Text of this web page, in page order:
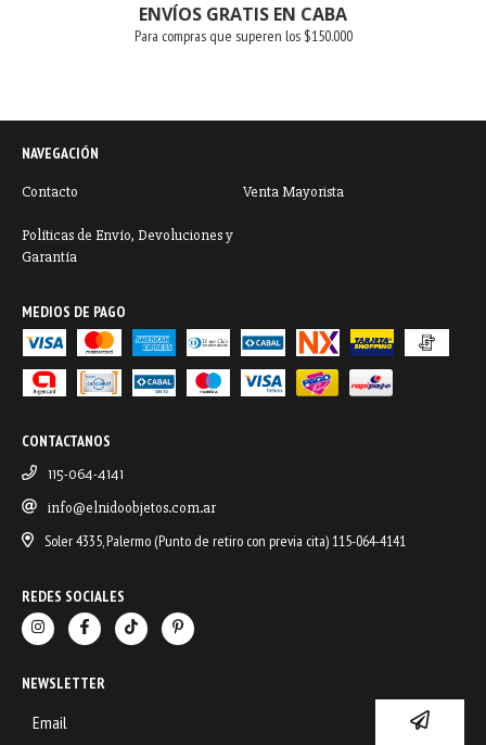
ENVÍOS GRATIS EN CABA
Para compras que superen los $150.000
NAVEGACIÓN
Contacto Venta Mayorista
Políticas de Envío, Devoluciones y
Garantía
MEDIOS DE PAGO
CONTACTANOS
115-064-4141
info@elnidoobjetos.com.ar
Soler 4335, Palermo (Punto de retiro con previa cita) 115-064-4141
REDES SOCIALES
NEWSLETTER